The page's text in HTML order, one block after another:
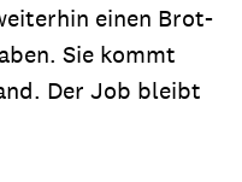
einen Brot-
Sie kommt
Der Job bleibt